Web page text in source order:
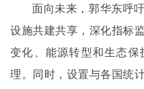
面向未来，郭华东呼
设施共建共享，深化指标
变化、能源转型和生态
理。同时，设置与各国统